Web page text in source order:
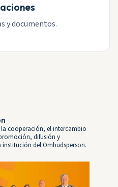
y documentos.
cooperación, el intercambio
difusión y
del Ombudsperson.